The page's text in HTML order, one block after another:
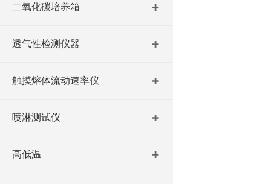
二氧化碳培养箱
透气性检测仪器
触摸熔体流动速率仪
喷淋测试仪
高低温